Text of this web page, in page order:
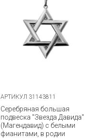
АРТИКУЛ 31143811
Серебряная большая
подвеска "Звезда Давида"
(Магендавид) с белыми
фианитами, в родии